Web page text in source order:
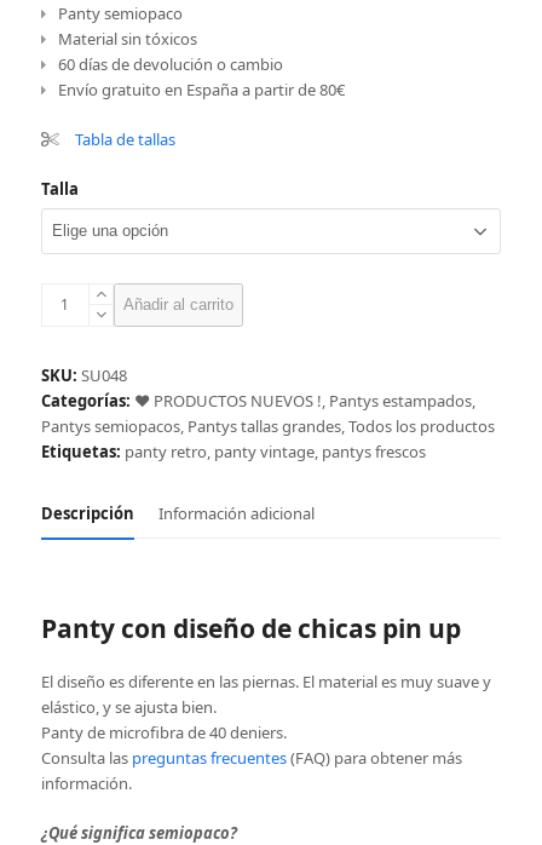
Panty semiopaco
Material sin tóxicos
60 días de devolución o cambio
Envío gratuito en España a partir de 80€
Tabla de tallas
Talla
Panty
cantidad
Añadir al carrito
SKU: SU048
Categorías: ❤️ PRODUCTOS NUEVOS !, Pantys estampados,
Pantys semiopacos, Pantys tallas grandes,Todos los productos
Etiquetas: panty retro, panty vintage, pantys frescos
Descripción Información adicional
Panty con diseño de chicas pin up
El diseño es diferente en las piernas. El material es muy suave y
elástico, y se ajusta bien.
Panty de microfibra de 40 deniers.
Consulta las preguntas frecuentes(FAQ) para obtener más
información.
¿Qué significa semiopaco?